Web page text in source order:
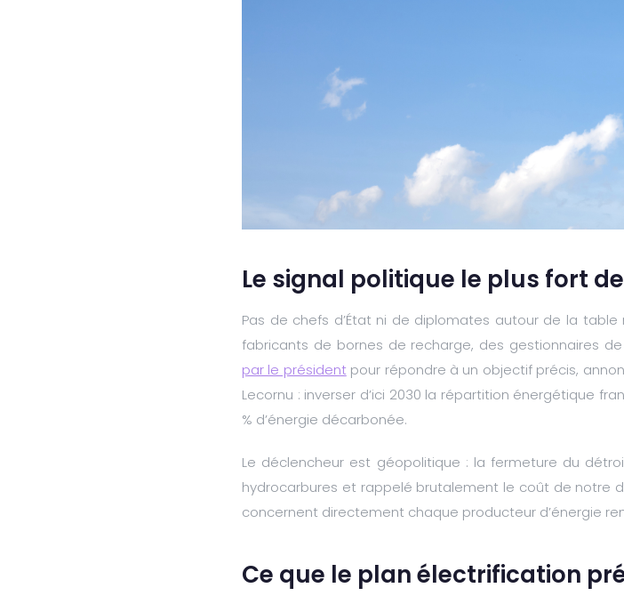
Le signal politique le plus fort
Pas de chefs d’État ni de diplomates autour de la
fabricants de bornes de recharge, des gestionnaires de
par le président pour répondre à un objectif précis,
Lecornu : inverser d’ici 2030 la répartition énergétique
% d’énergie décarbonée.
Le déclencheur est géopolitique : la fermeture du
hydrocarbures et rappelé brutalement le coût de notre
concernent directement chaque producteur d’énergie
Ce que le plan électrification